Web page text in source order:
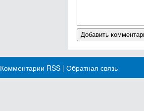
Комментарии RSS | Обратная связь